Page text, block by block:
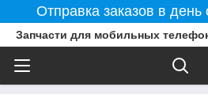
Отправка заказов в
Запчасти для мобильных